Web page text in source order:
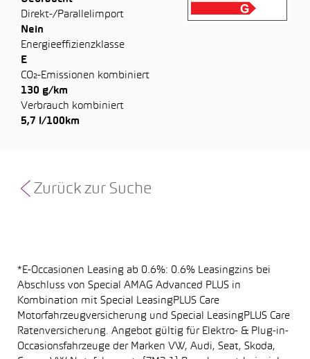
Direkt-/Parallelimport
Nein
Energieeffizienzklasse
E
CO₂-Emissionen kombiniert
130 g/km
Verbrauch kombiniert
5,7 l/100km
Zurück zur Suche
*E-Occasionen Leasing ab 0.6%: 0.6% Leasingzins bei
Abschluss von Special AMAG Advanced PLUS in
Kombination mit Special LeasingPLUS Care
Motorfahrzeugversicherung und Special LeasingPLUS Care
Ratenversicherung. Angebot gültig für Elektro- & Plug-in-
Occasionsfahrzeuge der Marken VW, Audi, Seat, Skoda,